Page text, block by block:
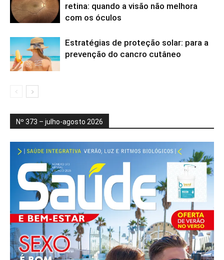
retina: quando a visão não melhora
com os óculos
Estratégias de proteção solar: para a
prevenção do cancro cutâneo
Nº 373 – julho-agosto 2026